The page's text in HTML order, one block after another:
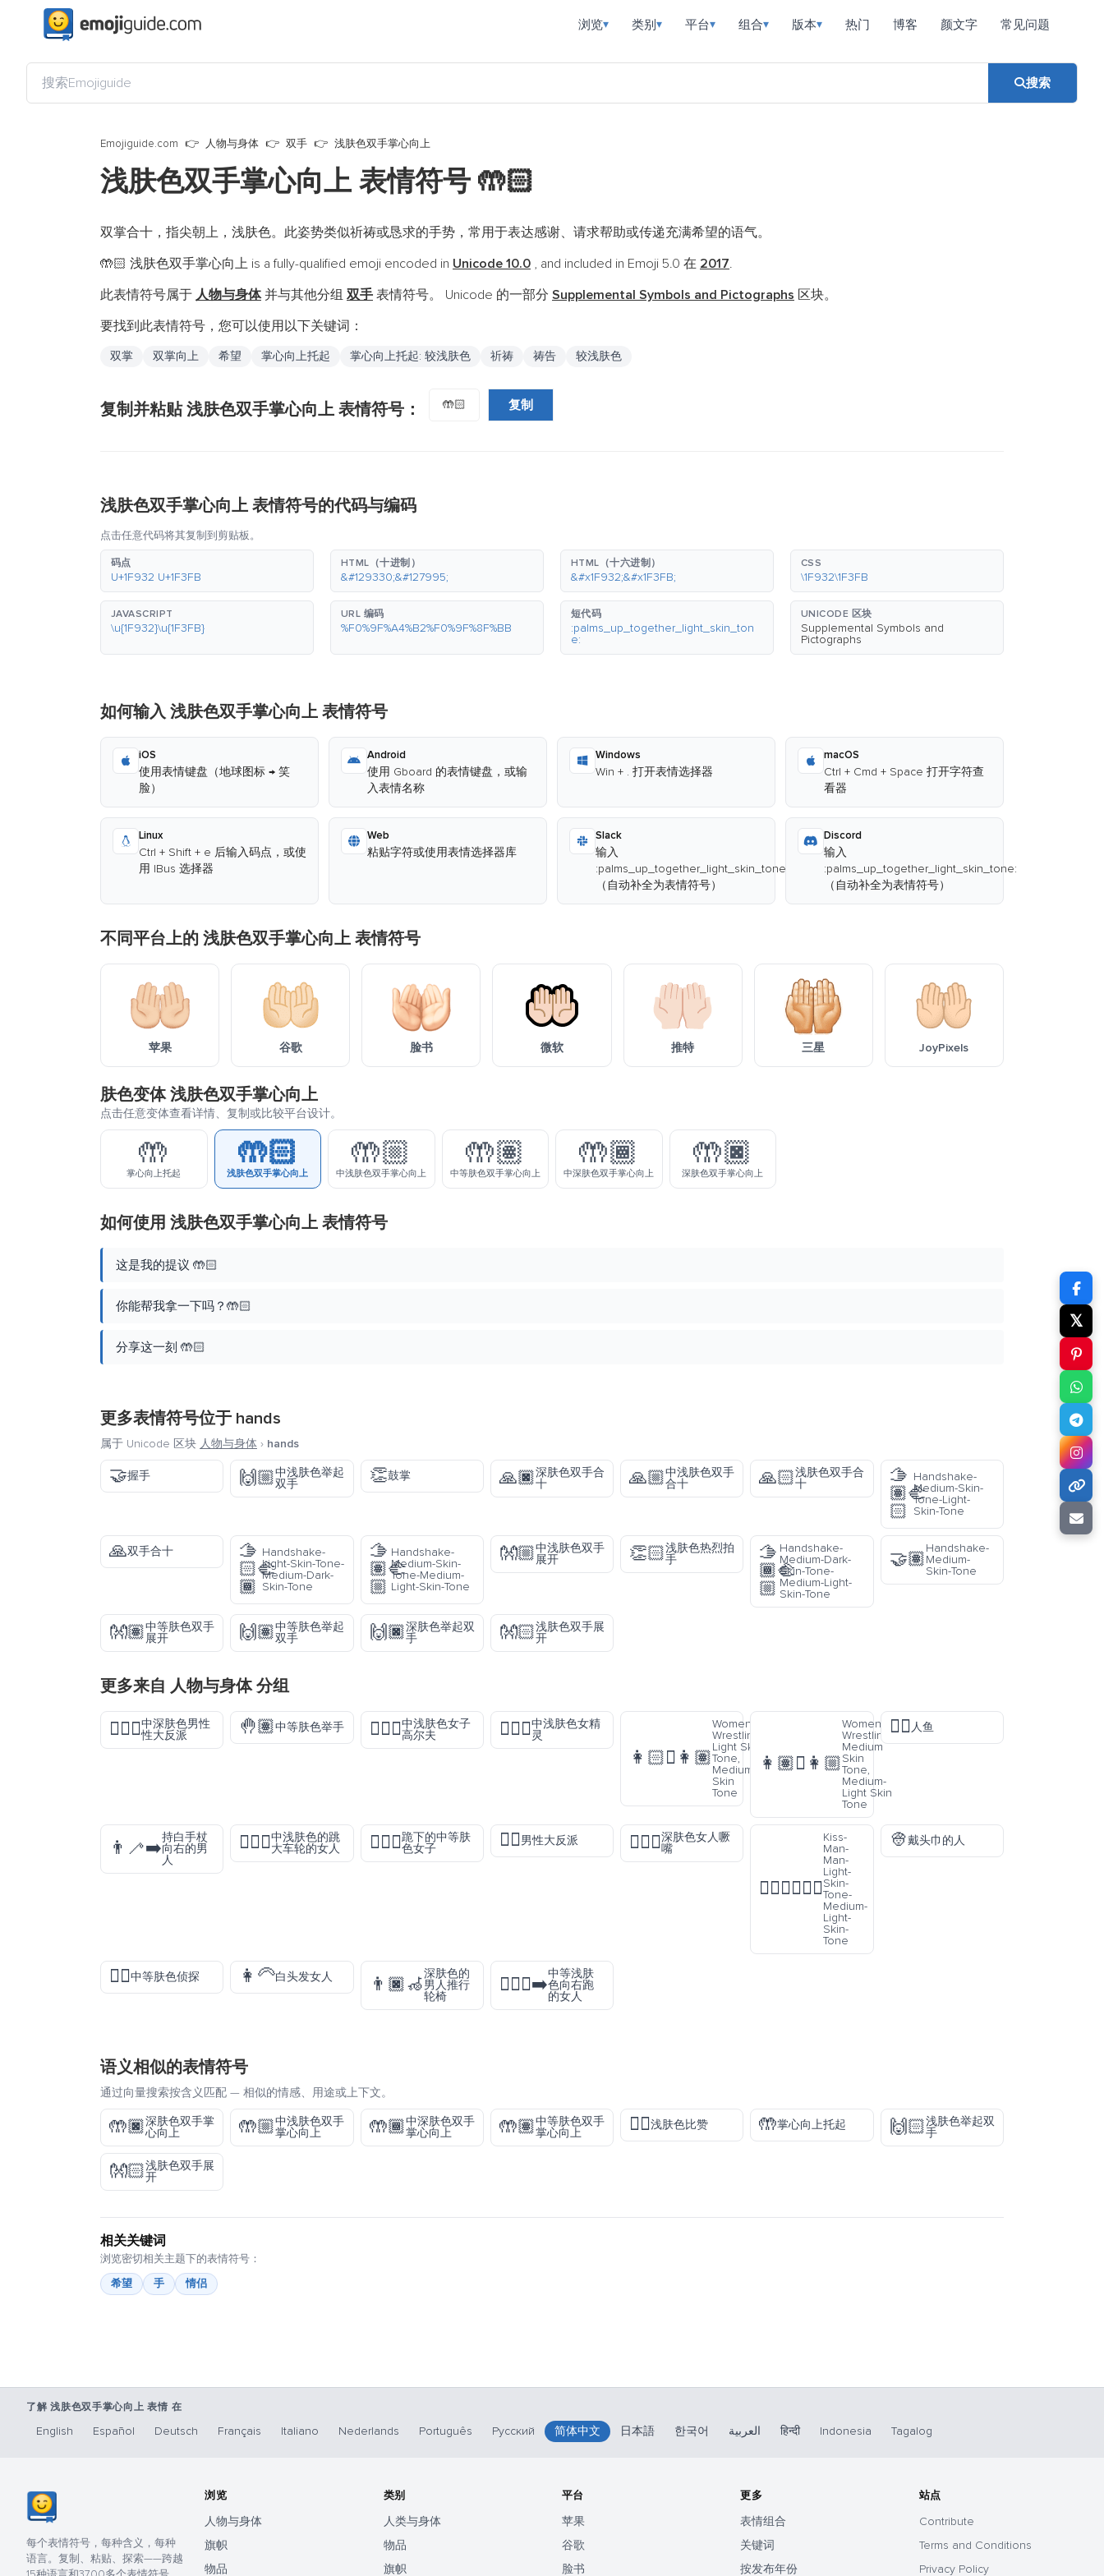
浏览▾ 类别 ▾ 平台▾ 组合▾ 版本▾ 热门 博客 颜文字 常见问题
搜索
Emojiguide.com 人物与身体 双手 浅肤色双手掌心向上
浅肤色双手掌心向上 表情符号 🤲🏻
双掌合十，指尖朝上，浅肤色。此姿势类似祈祷或恳求的手势，常用于表达感谢、请求帮助或传递充满希望的语气。
🤲🏻 浅肤色双手掌心向上 is a fully-qualified emoji encoded in Unicode 10.0 , and included in Emoji 5.0 在 2017.
此表情符号属于 人物与身体并与其他分组 双手 表情符号。 Unicode 的一部分 Supplemental Symbols and Pictographs 区块。
要找到此表情符号，您可以使用以下关键词：
双掌 双掌向上 希望 掌心向上托起 掌心向上托起: 较浅肤色 祈祷 祷告 较浅肤色
复制并粘贴 浅肤色双手掌心向上 表情符号： 🤲🏻 复制
浅肤色双手掌心向上 表情符号的代码与编码
点击任意代码将其复制到剪贴板。
码点
U+1F932 U+1F3FB
HTML（十进制）
&#129330;&#127995;
HTML（十六进制）
&#x1F932;&#x1F3FB;
CSS
\1F932\1F3FB
JAVASCRIPT
\u{1F932}\u{1F3FB}
URL 编码
%F0%9F%A4%B2%F0%9F%8F%BB
短代码
:palms_up_together_light_skin_ton
e:
UNICODE 区块
Supplemental Symbols and
Pictographs
如何输入 浅肤色双手掌心向上 表情符号
iOS
使用表情键盘（地球图标 → 笑
脸）
Android
使用 Gboard 的表情键盘，或输
入表情名称
Windows
Win + . 打开表情选择器
macOS
Ctrl + Cmd + Space 打开字符查
看器
Linux
Ctrl + Shift + e 后输入码点，或使
用 IBus 选择器
Web
粘贴字符或使用表情选择器库
Slack
输入
:palms_up_together_light_skin_tone:
（自动补全为表情符号）
Discord
输入
:palms_up_together_light_skin_tone:
（自动补全为表情符号）
不同平台上的 浅肤色双手掌心向上 表情符号
苹果 谷歌 脸书 微软 推特 三星 JoyPixels
肤色变体 浅肤色双手掌心向上
点击任意变体查看详情、复制或比较平台设计。
🤲
掌心向上托起
🤲🏻
浅肤色双手掌心向上
🤲🏼
中浅肤色双手掌心向上
🤲🏽
中等肤色双手掌心向上
🤲🏾
中深肤色双手掌心向上
🤲🏿
深肤色双手掌心向上
如何使用 浅肤色双手掌心向上 表情符号
这是我的提议 🤲🏻
你能帮我拿一下吗？🤲🏻
分享这一刻 🤲🏻
更多表情符号位于 hands
属于 Unicode 区块 人物与身体 › hands
🤝握手 🙌🏼中浅肤色举起
双手
👏鼓掌 🙏🏿深肤色双手合
十
🙏🏼中浅肤色双手
合十
🙏🏻浅肤色双手合
十
🫱
🏽‍🫲
🏻
Handshake-
Medium-Skin-
Tone-Light-
Skin-Tone
🙏双手合十
🫱
🏻‍🫲
🏾
Handshake-
Light-Skin-Tone-
Medium-Dark-
Skin-Tone
🫱
🏽‍🫲
🏼
Handshake-
Medium-Skin-
Tone-Medium-
Light-Skin-Tone
👐🏼中浅肤色双手
展开
👏🏻浅肤色热烈拍
手
🫱
🏾‍🫲
🏼
Handshake-
Medium-Dark-
Skin-Tone-
Medium-Light-
Skin-Tone
🤝🏽
Handshake-
Medium-
Skin-Tone
👐🏽中等肤色双手
展开
🙌🏽中等肤色举起
双手
🙌🏿深肤色举起双
手
👐🏻浅肤色双手展
开
更多来自 人物与身体分组
🦹🏾‍♂️中深肤色男性
性大反派
🤚🏽中等肤色举手 🏌🏼‍♀️中浅肤色女子
高尔夫
🧝🏼‍♀️中浅肤色女精
灵
👩🏻‍🫯‍👩🏽
Women
Wrestling:
Light Skin
Tone,
Medium
Skin
Tone
👩🏽‍🫯‍👩🏼
Women
Wrestling:
Medium
Skin
Tone,
Medium-
Light Skin
Tone
🧜‍♂️ 人鱼
👨‍🦯‍➡️
持白手杖
向右的男
人
🤸🏼‍♀️中浅肤色的跳
大车轮的女人
🧎🏽‍♀️跪下的中等肤
色女子
🦹‍♂️男性大反派 🙎🏿‍♀️深肤色女人噘
嘴
👨🏻‍❤️‍💋‍👨🏼
Kiss-
Man-
Man-
Light-
Skin-
Tone-
Medium-
Light-
Skin-
Tone
👳戴头巾的人
🕵🏽中等肤色侦探 👩‍🦳白头发女人 👨🏿‍🦽
深肤色的
男人推行
轮椅
🏃🏼‍♀️‍➡️
中等浅肤
色向右跑
的女人
语义相似的表情符号
通过向量搜索按含义匹配 — 相似的情感、用途或上下文。
🤲🏿深肤色双手掌
心向上
🤲🏼中浅肤色双手
掌心向上
🤲🏾中深肤色双手
掌心向上
🤲🏽中等肤色双手
掌心向上
👍🏻浅肤色比赞 🤲掌心向上托起 🙌🏻浅肤色举起双
手
👐🏻浅肤色双手展
开
相关关键词
浏览密切相关主题下的表情符号：
希望
手 情侣
𝕏
了解 浅肤色双手掌心向上 表情 在
English Español Deutsch Français Italiano Nederlands Português Русский 简体中文 日本語 한국어 العربية हिन्दी Indonesia Tagalog
每个表情符号，每种含义，每种
语言。复制、粘贴、探索——跨越
浏览
人物与身体
旗帜
物品
类别
人类与身体
物品
旗帜
平台
苹果
谷歌
脸书
更多
表情组合
关键词
按发布年份
站点
Contribute
Terms and Conditions
Privacy Policy